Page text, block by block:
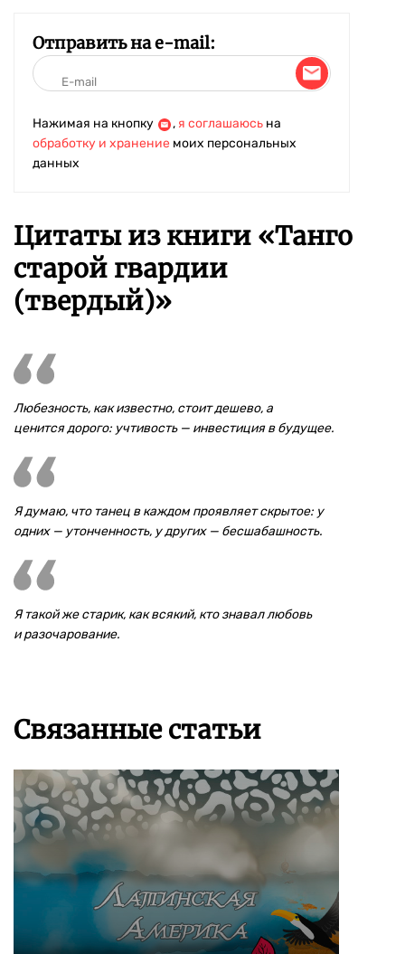
Отправить на e-mail:
Нажимая на кнопку , я соглашаюсь на
обработку и хранение моих персональных
данных
Цитаты из книги «Танго
старой гвардии
(твердый)»
Любезность, как известно, стоит дешево, а
ценится дорого: учтивость — инвестиция в будущее.
Я думаю, что танец в каждом проявляет скрытое: у
одних — утонченность, у других — бесшабашность.
Я такой же старик, как всякий, кто знавал любовь
и разочарование.
Связанные статьи